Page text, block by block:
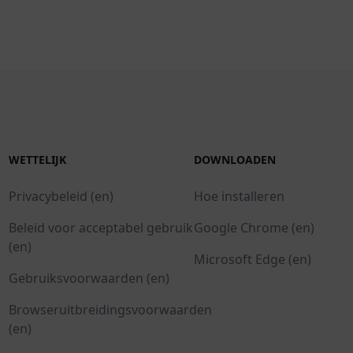
WETTELIJK
Privacybeleid (en)
Beleid voor acceptabel gebruik
(en)
Gebruiksvoorwaarden (en)
Browseruitbreidingsvoorwaarden
(en)
DOWNLOADEN
Hoe installeren
Google Chrome (en)
Microsoft Edge (en)